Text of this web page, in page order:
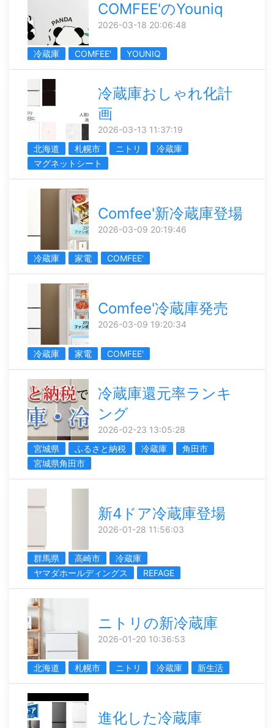
COMFEE'のYouniq
2026-03-18 20:06:48
冷蔵庫 COMFEE' YOUNIQ
冷蔵庫おしゃれ化計
画
2026-03-13 11:37:19
北海道
札幌市 ニトリ
冷蔵庫
マグネットシート
Comfee'新冷蔵庫登場
2026-03-09 20:19:46
冷蔵庫 家電 COMFEE'
Comfee'冷蔵庫発売
2026-03-09 19:20:34
冷蔵庫 家電 COMFEE'
冷蔵庫還元率ランキ
ング
2026-02-23 13:05:28
宮城県
ふるさと納税 冷蔵庫
角田市
宮城県角田市
新4ドア冷蔵庫登場
2026-01-28 11:56:03
群馬県 高崎市
冷蔵庫
ヤマダホールディングス
REFAGE
ニトリの新冷蔵庫
2026-01-20 10:36:53
北海道 札幌市 ニトリ 冷蔵庫 新生活
進化した冷蔵庫